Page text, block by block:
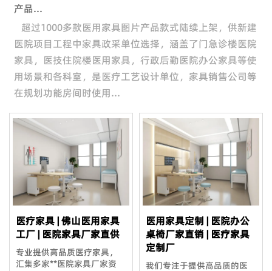
产品...
超过1000多款医用家具图片产品款式陆续上架，供新建
医院项目工程中家具政采单位选择，涵盖了门急诊楼医院
家具，医技住院楼医用家具，行政后勤医院办公家具等使
用场景和各科室，是医疗工艺设计单位，家具销售公司等
在规划功能房间时使用...
医疗家具 | 佛山医用家具
工厂 | 医院家具厂家直供
专业提供高品质医疗家具，
汇集多家**医院家具厂家资
医用家具定制 | 医院办公
桌椅厂家直销 | 医疗家具
定制厂
我们专注于提供高品质的医